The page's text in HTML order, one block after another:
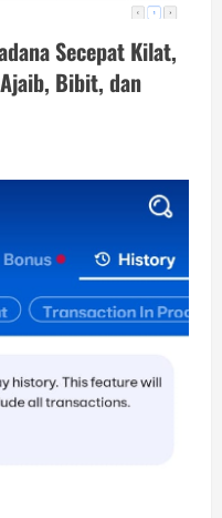
Secepat Kilat,
Bibit, dan